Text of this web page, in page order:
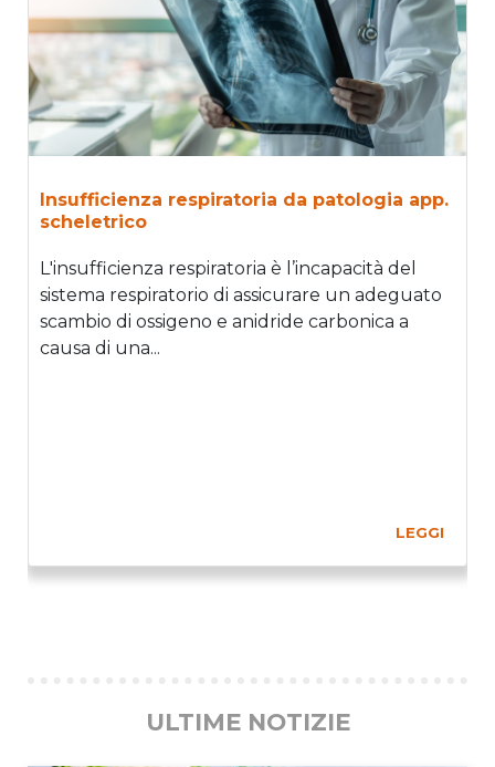
Insufficienza respiratoria da patologia app.
scheletrico
L'insufficienza respiratoria è l’incapacità del
sistema respiratorio di assicurare un adeguato
scambio di ossigeno e anidride carbonica a
causa di una...
LEGGI
ULTIME NOTIZIE